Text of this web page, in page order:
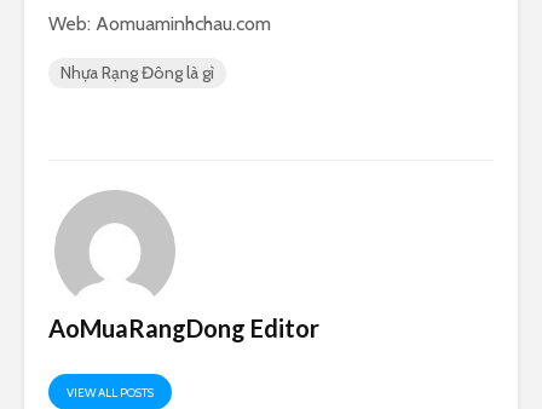
Web: Aomuaminhchau.com
Nhựa Rạng Đông là gì
AoMuaRangDong Editor
VIEW ALL POSTS